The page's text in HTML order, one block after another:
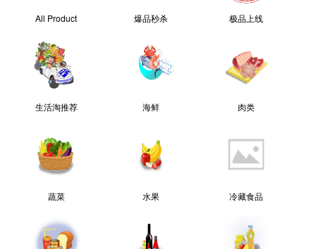
All Product 爆品秒杀 极品上线
生活淘推荐 海鲜 肉类
蔬菜 水果 冷藏食品